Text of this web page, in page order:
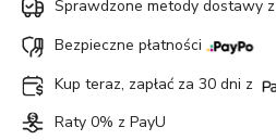
Sprawdzone metody dostawy z
Bezpieczne płatności
Kup teraz, zapłać za 30 dni z
Raty 0% z PayU